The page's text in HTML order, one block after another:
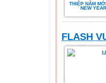
THIỆP NĂM
NEW
FLASH